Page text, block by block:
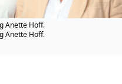
Anette Hoff.
Anette Hoff.